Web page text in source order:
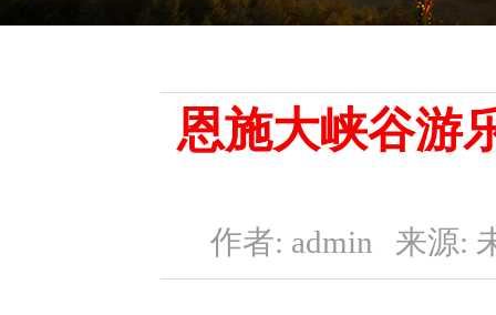
恩施大峡谷游
作者: admin 来源: